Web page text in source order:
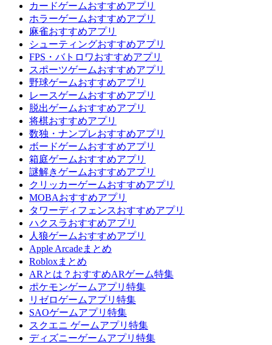
カードゲームおすすめアプリ
ホラーゲームおすすめアプリ
麻雀おすすめアプリ
シューティングおすすめアプリ
FPS・バトロワおすすめアプリ
スポーツゲームおすすめアプリ
野球ゲームおすすめアプリ
レースゲームおすすめアプリ
脱出ゲームおすすめアプリ
将棋おすすめアプリ
数独・ナンプレおすすめアプリ
ボードゲームおすすめアプリ
箱庭ゲームおすすめアプリ
謎解きゲームおすすめアプリ
クリッカーゲームおすすめアプリ
MOBAおすすめアプリ
タワーディフェンスおすすめアプリ
ハクスラおすすめアプリ
人狼ゲームおすすめアプリ
Apple Arcadeまとめ
Robloxまとめ
ARとは？おすすめARゲーム特集
ポケモンゲームアプリ特集
リゼロゲームアプリ特集
SAOゲームアプリ特集
スクエニ ゲームアプリ特集
ディズニーゲームアプリ特集